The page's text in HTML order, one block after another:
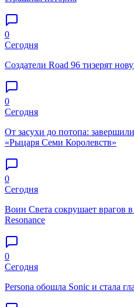
0
Сегодня
Создатели Road 96 тизерят
0
Сегодня
От засухи до потопа:
«Рыцаря Семи Королевств»
0
Сегодня
Воин Света сокрушает врагов
Resonance
0
Сегодня
Persona обошла Sonic и стала